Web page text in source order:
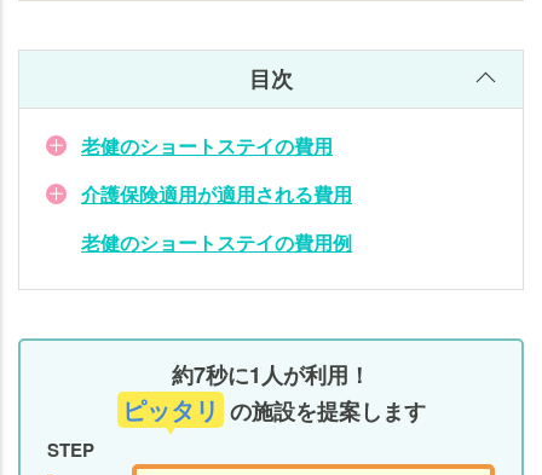
目次
老健のショートステイの費用
介護保険適用が適用される費用
老健のショートステイの費用例
約7秒に1人が利用！
ピッタリ の施設を提案します
STEP